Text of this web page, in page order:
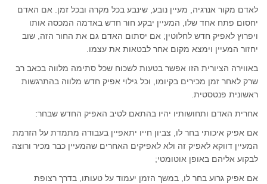
לאדם מקור אנרגיה, מעיין נובע, שינבע בכל מקרה ובכל זמן. אם האדם
יחסום פתח אחד שלו, המעיין יבקע חור חדש באדמה המכסה אותו
ויפרוץ לאפיק חדש לחלוטין; אם יסתום האדם גם את החור הזה, שוב
יחזור המעיין וימצא מקום אחר לבטאות את עצמו.
באווירה הציורית הזו אפשר בטעות לשכוח שכל סתימה מלווה בכאב רב
שרק לאחר זמן מכירים בקיומו, וכל גילוי אפיק חדש מלווה בהתרגשות
ראשונית פנטסטית.
אחרית האדם ותחושותיו יהיו בהתאם לטיב האפיק החדש שבחר:
אם אפיק איכותי בחר לו, צביון חייו יתאפיין בעבודה מתמדת על הזרמת
המעיין דווקא לאפיק זה ולא לאפיקים האחרים שהמעיין כבר מכיר ורוצה
לבקוע אליהם באופן אוטומטי;
אם אפיק גרוע בחר לו, במשך הזמן יעמוד על טעותו, בדרך רצופת